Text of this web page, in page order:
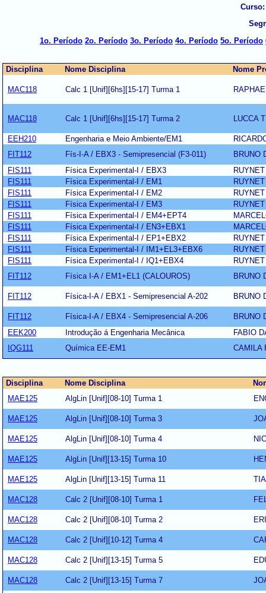
Curso:
1o. Período 2o. Período 3o. Período 4o. Período 5o. Período
Disciplina Nome Disciplina Nome
MAC118 Calc 1 [Unif][6hs][15-17] Turma 1
MAC118 Calc 1 [Unif][6hs][15-17] Turma 2 LUCCA
EEH210 Engenharia e Meio Ambiente/EM1
FIT112
Fís-I-A / EBX3 - Semipresencial (F3-011)
BRUNO
FIS111
Física Experimental-I / EBX3
FIS111
Física Experimental-I / EM1
FIS111
Física Experimental-I / EM2
FIS111
Física Experimental-I / EM3
FIS111
Física Experimental-I / EM4+EPT4
FIS111
Física Experimental-I / EN3+EBX1
FIS111
Física Experimental-I / EP1+EBX2
FIS111
Física Experimental-I / IM1+EL3+EBX6
FIS111
Física Experimental-I / IQ1+EBX4
FIT112
Física I-A / EM1+EL1 (CALOUROS) BRUNO
FIT112 Física-I-A / EBX1 - Semipresencial A-202 BRUNO
FIT112 Física-I-A / EBX4 - Semipresencial A-206
BRUNO
EEK200
Introdução á Engenharia Mecânica
FABIO
IQG111
Química EE-EM1 CAMILA
Disciplina Nome Disciplina
MAE125
AlgLin [Unif][08-10] Turma 1
MAE125 AlgLin [Unif][08-10] Turma 3
MAE125 AlgLin [Unif][08-10] Turma 4
MAE125 AlgLin [Unif][13-15] Turma 10
MAE125 AlgLin [Unif][13-15] Turma 11
MAC128 Calc 2 [Unif][08-10] Turma 1
MAC128 Calc 2 [Unif][08-10] Turma 2
MAC128 Calc 2 [Unif][10-12] Turma 4
MAC128 Calc 2 [Unif][13-15] Turma 5
MAC128 Calc 2 [Unif][13-15] Turma 7